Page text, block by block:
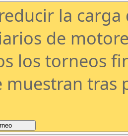
la
de
los torneos
muestran tras